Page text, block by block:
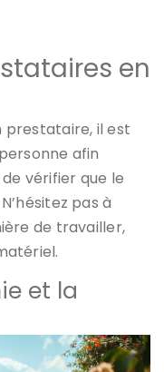
en
prestataire, il est
afin
vérifier que le
pas à
de travailler,
et la